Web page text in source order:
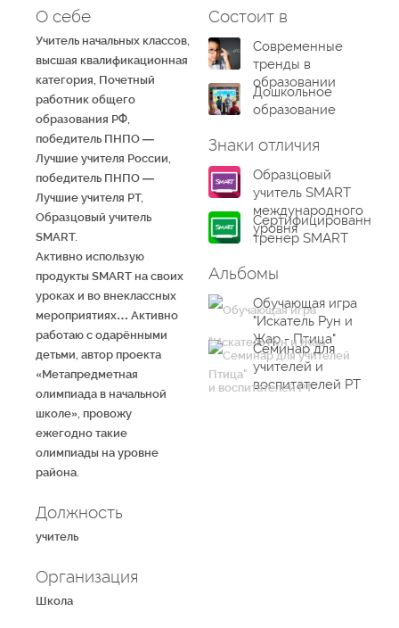
О себе
Учитель начальных классов,
высшая квалификационная
категория, Почетный
работник общего
образования РФ,
победитель ПНПО —
Лучшие учителя России,
победитель ПНПО —
Лучшие учителя РТ,
Образцовый учитель
SMART.
Активно использую
продукты SMART на своих
уроках и во внеклассных
мероприятиях… Активно
работаю с одарёнными
детьми, автор проекта
«Метапредметная
олимпиада в начальной
школе», провожу
ежегодно такие
олимпиады на уровне
района.
Должность
учитель
Организация
Школа
Состоит в
Современные
тренды в
образовании
Дошкольное
образование
Знаки отличия
Образцовый
учитель SMART
международного
уровня
Сертифицированный
тренер SMART
Альбомы
Обучающая игра
"Искатель Рун и
Жар - Птица"
Семинар для
учителей и
воспитателей РТ